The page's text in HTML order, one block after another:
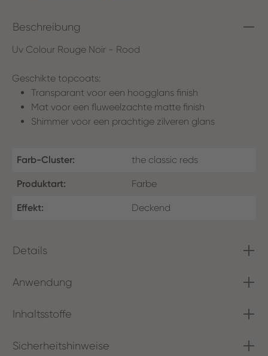
Beschreibung
Uv Colour Rouge Noir - Rood
Geschikte topcoats:
Transparant voor een hoogglans finish
Mat voor een fluweelzachte matte finish
Shimmer voor een prachtige zilveren glans
Farb-Cluster: the classic reds
Produktart: Farbe
Effekt: Deckend
Details
Anwendung
Inhaltsstoffe
Sicherheitshinweise